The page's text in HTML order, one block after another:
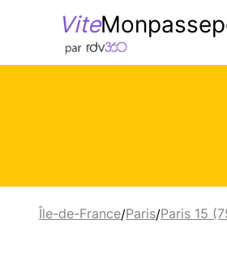
Vite
Île-de-France/Paris/Paris 15